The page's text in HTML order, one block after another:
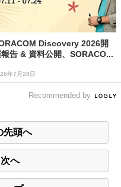
Discovery 2026開
告 & 資料公開、SORACO...
年7月28日
Recommended by
先頭へ
へ